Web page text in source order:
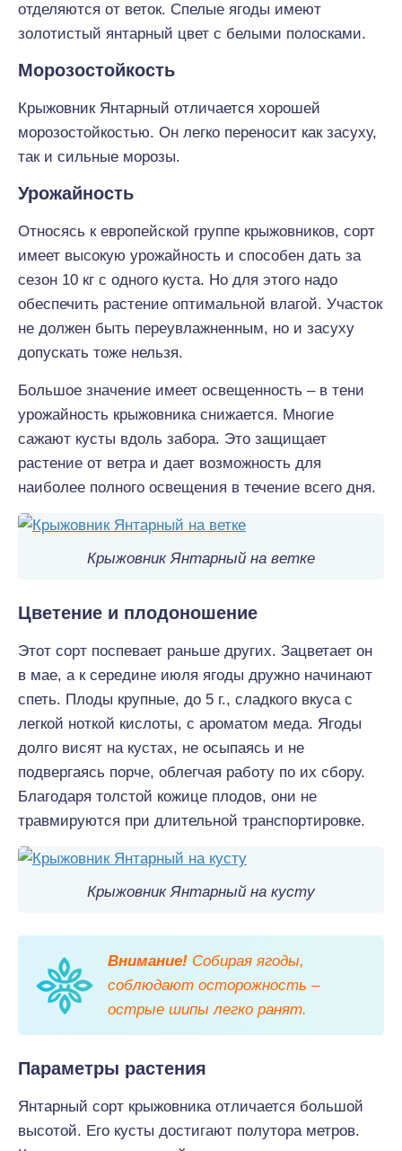
отделяются от веток. Спелые ягоды имеют
золотистый янтарный цвет с белыми полосками.
Морозостойкость
Крыжовник Янтарный отличается хорошей
морозостойкостью. Он легко переносит как засуху,
так и сильные морозы.
Урожайность
Относясь к европейской группе крыжовников, сорт
имеет высокую урожайность и способен дать за
сезон 10 кг с одного куста. Но для этого надо
обеспечить растение оптимальной влагой. Участок
не должен быть переувлажненным, но и засуху
допускать тоже нельзя.
Большое значение имеет освещенность – в тени
урожайность крыжовника снижается. Многие
сажают кусты вдоль забора. Это защищает
растение от ветра и дает возможность для
наиболее полного освещения в течение всего дня.
Крыжовник Янтарный на ветке
Цветение и плодоношение
Этот сорт поспевает раньше других. Зацветает он
в мае, а к середине июля ягоды дружно начинают
спеть. Плоды крупные, до 5 г., сладкого вкуса с
легкой ноткой кислоты, с ароматом меда. Ягоды
долго висят на кустах, не осыпаясь и не
подвергаясь порче, облегчая работу по их сбору.
Благодаря толстой кожице плодов, они не
травмируются при длительной транспортировке.
Крыжовник Янтарный на кусту
Внимание! Собирая ягоды,
соблюдают осторожность –
острые шипы легко ранят.
Параметры растения
Янтарный сорт крыжовника отличается большой
высотой. Его кусты достигают полутора метров.